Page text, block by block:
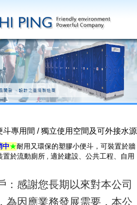
斗專用間 / 獨立使用空間及可外接水源
中★耐用又環保的塑膠小便斗，可裝置於牆
於流動廁所 , 適於建設、公共工程、自用
： 感謝您長期以來對本公司
為因應業務發展需要，本公